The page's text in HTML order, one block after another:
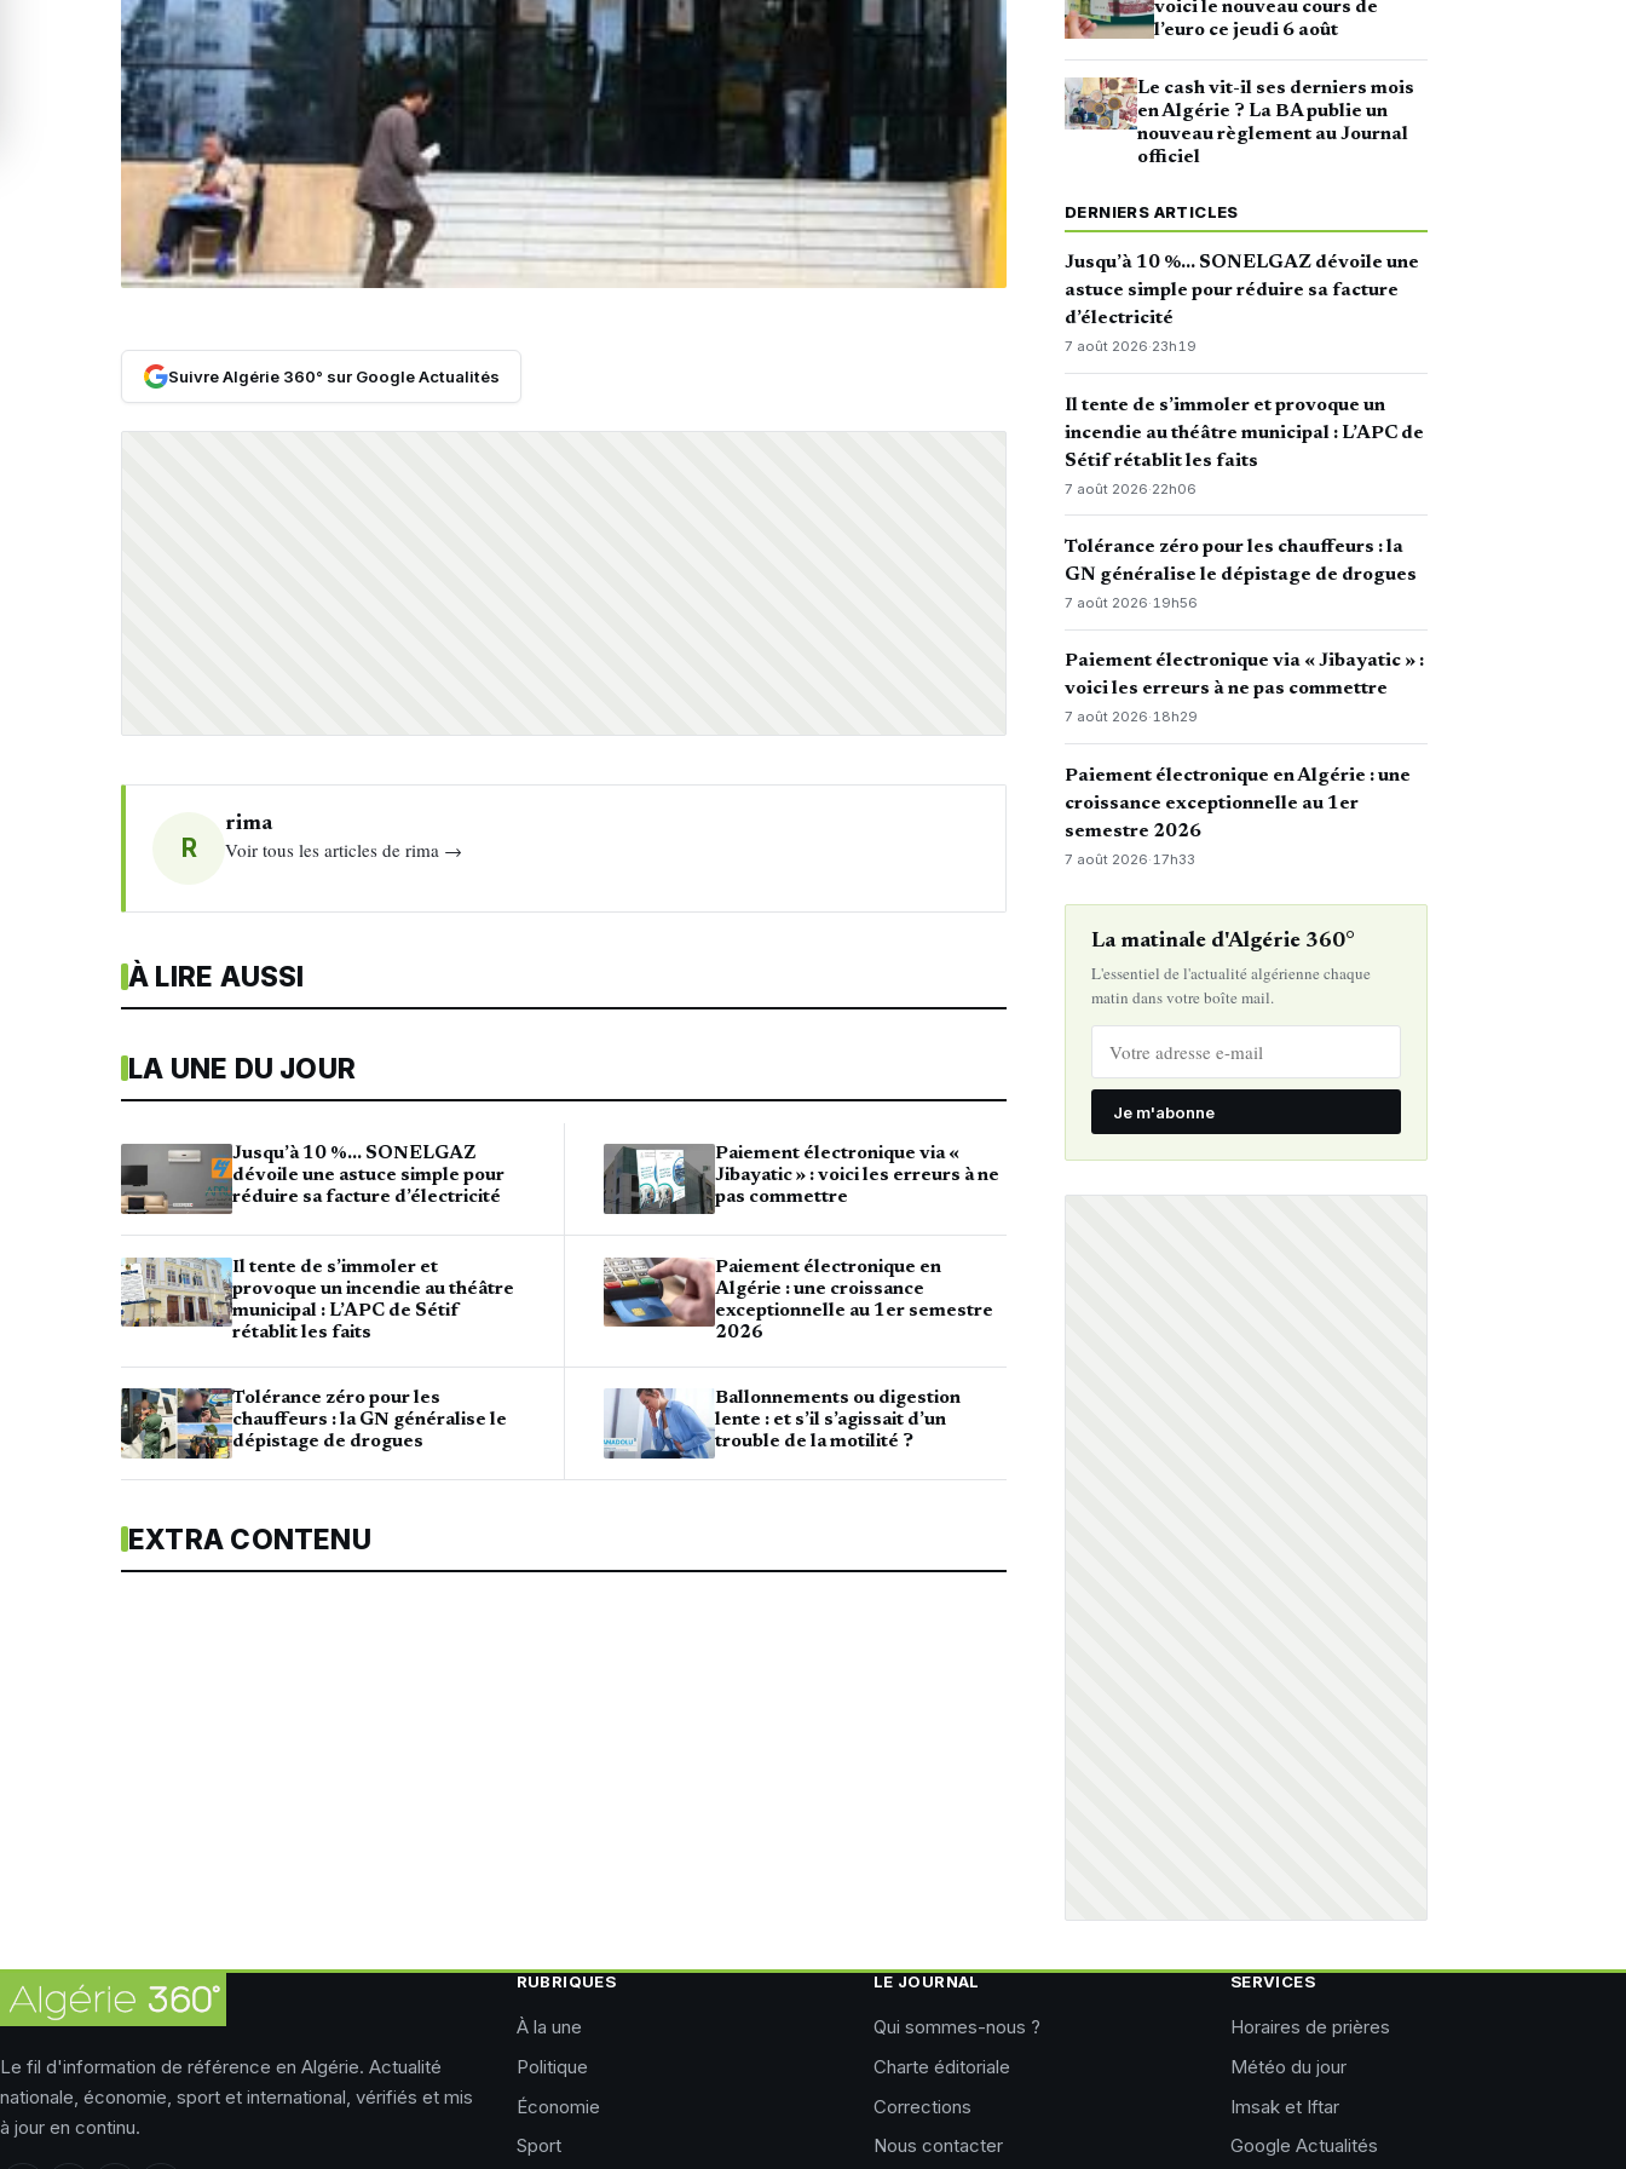
Suivre Algérie 360° sur Google Actualités
R
rima
Voir tous les articles de rima →
À LIRE AUSSI
LA UNE DU JOUR
Jusqu’à 10 %… SONELGAZ
dévoile une astuce simple pour
réduire sa facture d’électricité
Il tente de s’immoler et
provoque un incendie au théâtre
municipal : L’APC de Sétif
rétablit les faits
Tolérance zéro pour les
chauffeurs : la GN généralise le
dépistage de drogues
Paiement électronique via «
Jibayatic » : voici les erreurs à ne
pas commettre
Paiement électronique en
Algérie : une croissance
exceptionnelle au 1er semestre
2026
Ballonnements ou digestion
lente : et s’il s’agissait d’un
trouble de la motilité ?
EXTRA CONTENU
voici le nouveau cours de
l’euro ce jeudi 6 août
Le cash vit-il ses derniers mois
en Algérie ? La BA publie un
nouveau règlement au Journal
officiel
DERNIERS ARTICLES
Jusqu’à 10 %… SONELGAZ dévoile une
astuce simple pour réduire sa facture
d’électricité
7 août 2026·23h19
Il tente de s’immoler et provoque un
incendie au théâtre municipal : L’APC de
Sétif rétablit les faits
7 août 2026·22h06
Tolérance zéro pour les chauffeurs : la
GN généralise le dépistage de drogues
7 août 2026·19h56
Paiement électronique via « Jibayatic » :
voici les erreurs à ne pas commettre
7 août 2026·18h29
Paiement électronique en Algérie : une
croissance exceptionnelle au 1er
semestre 2026
7 août 2026· 17h33
La matinale d'Algérie 360°
L'essentiel de l'actualité algérienne chaque
matin dans votre boîte mail.
Je m'abonne
Le fil d'information de référence en Algérie. Actualité
nationale, économie, sport et international, vérifiés et mis
à jour en continu.
RUBRIQUES
À la une
Politique
Économie
Sport
LE JOURNAL
Qui sommes-nous ?
Charte éditoriale
Corrections
Nous contacter
SERVICES
Horaires de prières
Météo du jour
Imsak et Iftar
Google Actualités